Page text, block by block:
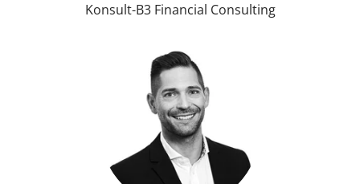
Konsult-B3 Financial Consulting